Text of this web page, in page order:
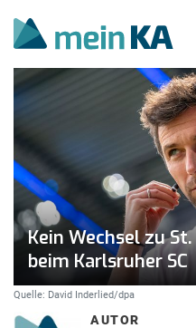
Kein Wechsel zu
beim Karlsruher SC
Quelle: David Inderlied/dpa
AUTOR